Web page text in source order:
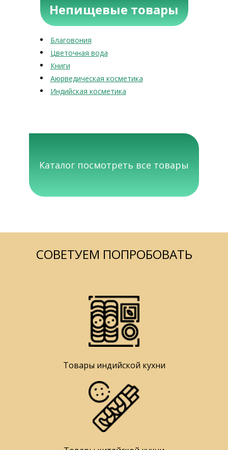
Непищевые товары
Благовония
Цветочная вода
Книги
Аюрведическая косметика
Индийская косметика
Каталог посмотреть все товары
СОВЕТУЕМ ПОПРОБОВАТЬ
Товары индийской кухни